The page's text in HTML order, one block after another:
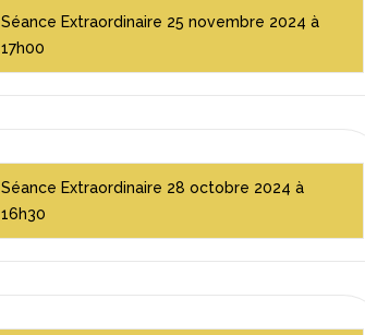
Séance Extraordinaire 25 novembre 2024 à
17h00
Séance Extraordinaire 28 octobre 2024 à
16h30